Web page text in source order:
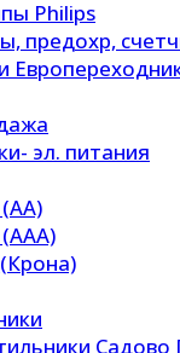
Philips
предохр,
эл. питания